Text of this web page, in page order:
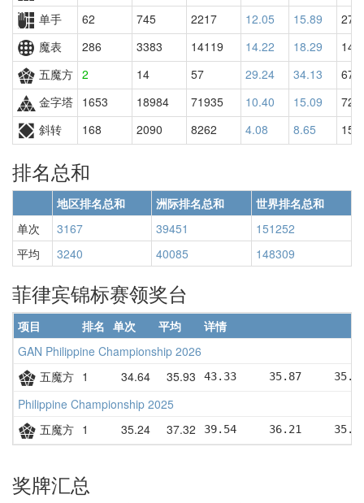
单手
62 745 2217 12.05 15.89
魔表
286 3383 14119 14.22 18.29
五魔方 2 14 57 29.24 34.13
67
金字塔 1653 18984 71935 10.40 15.09
斜转
168 2090 8262 4.08 8.65
排名总和
地区排名总和 洲际排名总和
世界排名总和
单次
3167 39451
151252
平均
3240 40085 148309
菲律宾锦标赛领奖台
项目 排名 单次 平均
详情
GAN Philippine Championship 2026
五魔方 1 34.64 35.93 43.33     35.87
Philippine Championship 2025
五魔方 1 35.24 37.32 39.54     36.21
奖牌汇总